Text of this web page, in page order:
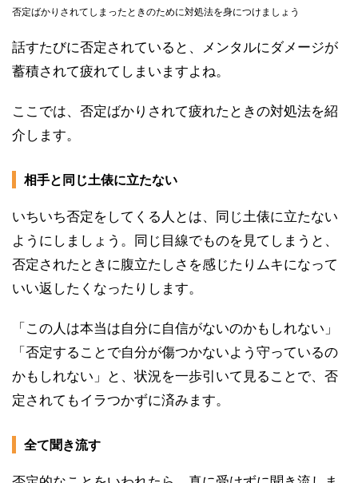
否定ばかりされてしまったときのために対処法を身につけましょう
話すたびに否定されていると、メンタルにダメージが
蓄積されて疲れてしまいますよね。
ここでは、否定ばかりされて疲れたときの対処法を紹
介します。
相手と同じ土俵に立たない
いちいち否定をしてくる人とは、同じ土俵に立たない
ようにしましょう。同じ目線でものを見てしまうと、
否定されたときに腹立たしさを感じたりムキになって
いい返したくなったりします。
「この人は本当は自分に自信がないのかもしれない」
「否定することで自分が傷つかないよう守っているの
かもしれない」と、状況を一歩引いて見ることで、否
定されてもイラつかずに済みます。
全て聞き流す